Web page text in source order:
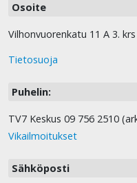
Osoite
Vilhonvuorenkatu 11 A 3.
Tietosuoja
Puhelin:
TV7 Keskus 09 756 2510
Vikailmoitukset
Sähköposti